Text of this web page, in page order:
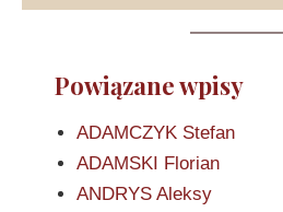
Powiązane wpisy
ADAMCZYK Stefan
ADAMSKI Florian
ANDRYS Aleksy